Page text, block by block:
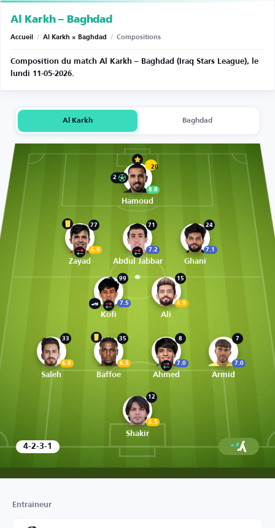
Al Karkh – Baghdad
Accueil / Al Karkh × Baghdad / Compositions
Composition du match Al Karkh – Baghdad (Iraq Stars League), le
lundi 11-05-2026.
Al Karkh Baghdad
20
8.8
2
Hamoud
77
6.9
Zayad
71
7.2
Abdul Jabbar
24
7.1
Ghani
99
7.5
Kofi
15
6.9
Ali
33
6.8
Saleh
35
6.5
Baffoe
8
7.0
Ahmed
7
7.0
Armid
12
6.5
Shakir
4-2-3-1
Entraîneur